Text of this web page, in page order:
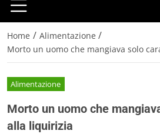
Home / Alimentazione /
Morto un uomo che mangiava solo
Alimentazione
Morto un uomo che
alla liquirizia